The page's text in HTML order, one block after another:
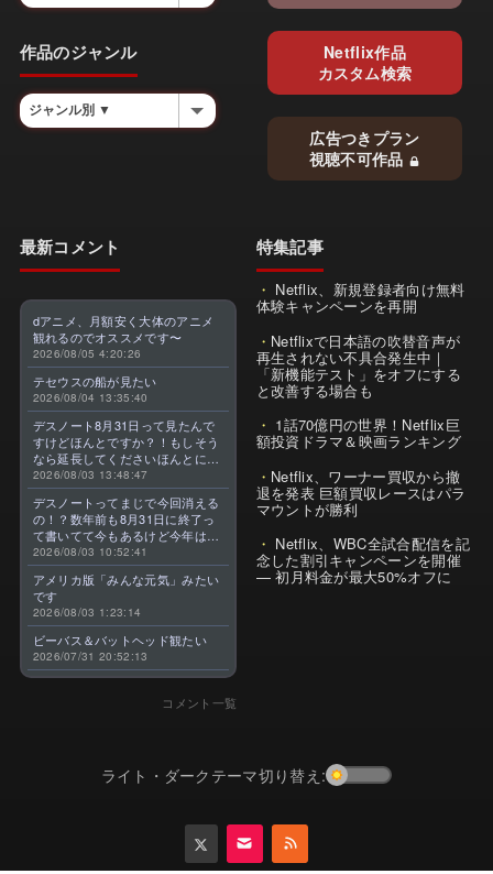
作品のジャンル
Netflix作品
カスタム検索
広告つきプラン
視聴不可作品
最新コメント
dアニメ、月額安く大体のアニメ
観れるのでオススメです〜
2026/08/05 4:20:26
テセウスの船が見たい
2026/08/04 13:35:40
デスノート8月31日って見たんで
すけどほんとですか？！もしそう
なら延長してくださいほんとに大
好きなんです😭
2026/08/03 13:48:47
デスノートってまじで今回消える
の！？数年前も8月31日に終了っ
て書いてて今もあるけど今年はま
じのやつ！？よくわからん！！で
きればなくならないでほしい！平
成アニメを振り返らせてくれっ
っ！！！！！！！
2026/08/03 10:52:41
アメリカ版「みんな元気」みたい
です
2026/08/03 1:23:14
ビーバス＆バットヘッド観たい
2026/07/31 20:52:13
コメント一覧
特集記事
Netflix、新規登録者向け無料
体験キャンペーンを再開
Netflixで日本語の吹替音声が
再生されない不具合発生中｜
「新機能テスト」をオフにする
と改善する場合も
1話70億円の世界！Netflix巨
額投資ドラマ＆映画ランキング
Netflix、ワーナー買収から撤
退を発表 巨額買収レースはパラ
マウントが勝利
Netflix、WBC全試合配信を記
念した割引キャンペーンを開催
— 初月料金が最大50%オフに
ライト・ダークテーマ切り替え: